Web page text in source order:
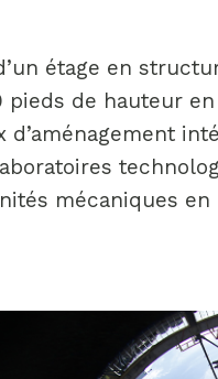
étage en
pieds de hauteur en
d’aménagement
mécaniques en